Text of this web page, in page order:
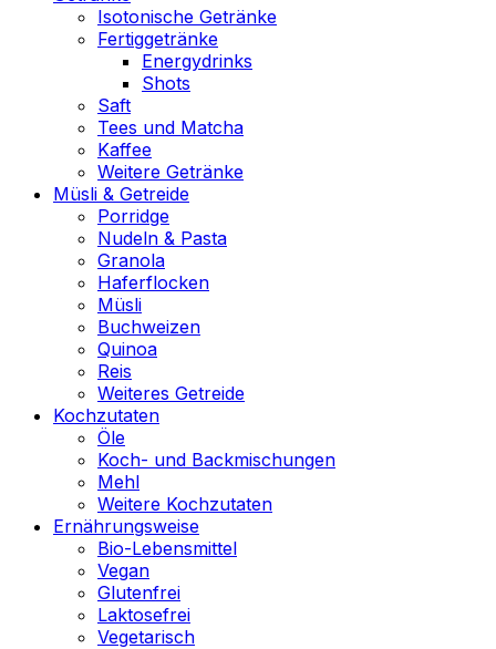
Isotonische Getränke
Fertiggetränke
Energydrinks
Shots
Saft
Tees und Matcha
Kaffee
Weitere Getränke
Müsli & Getreide
Porridge
Nudeln & Pasta
Granola
Haferflocken
Müsli
Buchweizen
Quinoa
Reis
Weiteres Getreide
Kochzutaten
Öle
Koch- und Backmischungen
Mehl
Weitere Kochzutaten
Ernährungsweise
Bio-Lebensmittel
Vegan
Glutenfrei
Laktosefrei
Vegetarisch